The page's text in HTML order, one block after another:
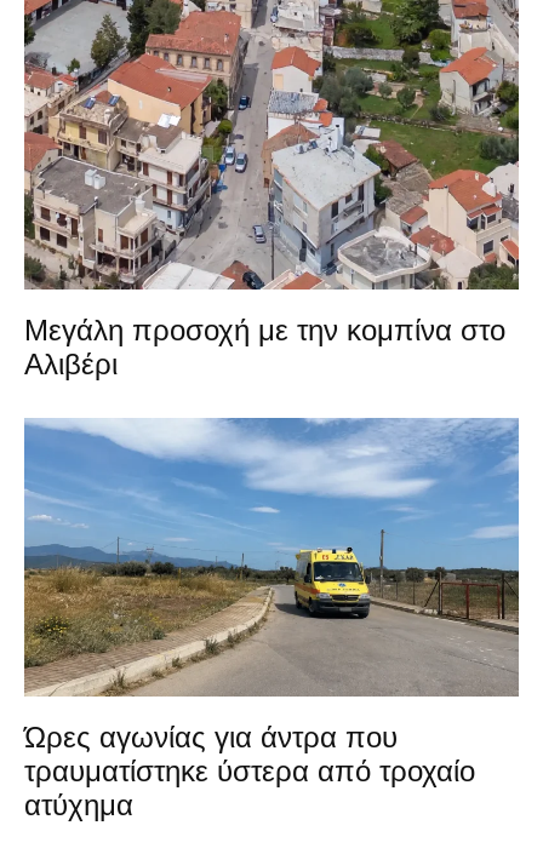
Μεγάλη προσοχή με την κομπίνα στο
Αλιβέρι
Ώρες αγωνίας για άντρα που
τραυματίστηκε ύστερα από τροχαίο
ατύχημα